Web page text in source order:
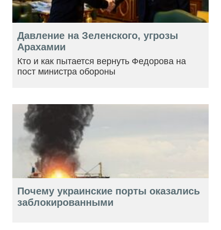
Давление на Зеленского, угрозы
Арахамии
Кто и как пытается вернуть Федорова на
пост министра обороны
Почему украинские порты оказались
заблокированными